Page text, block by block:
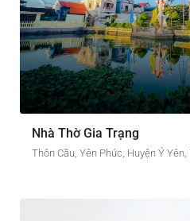
Nhà Thờ Gia Trạng
Thôn Cầu, Yên Phúc, Huyện Ý